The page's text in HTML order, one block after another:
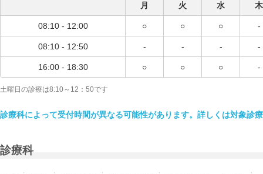
月 火 水 木
08:10 - 12:00 ○ ○ ○ -
08:10 - 12:50 - - - -
16:00 - 18:30 ○ ○ ○ -
土曜日の診療は8:10～12：50です
診療科によって受付時間が異なる可能性があります。詳しくは対象診
診療科